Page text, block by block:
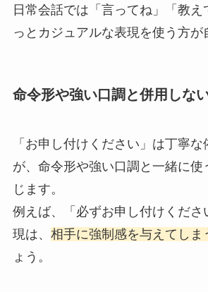
日常会話では「言ってね」「教え
っとカジュアルな表現を使う方が
命令形や強い口調と併用しな
「お申し付けください」は丁寧
が、命令形や強い口調と一緒に使
じます。
例えば、「必ずお申し付けくださ
現は、 相手に強制感を与えてしま
ょう。